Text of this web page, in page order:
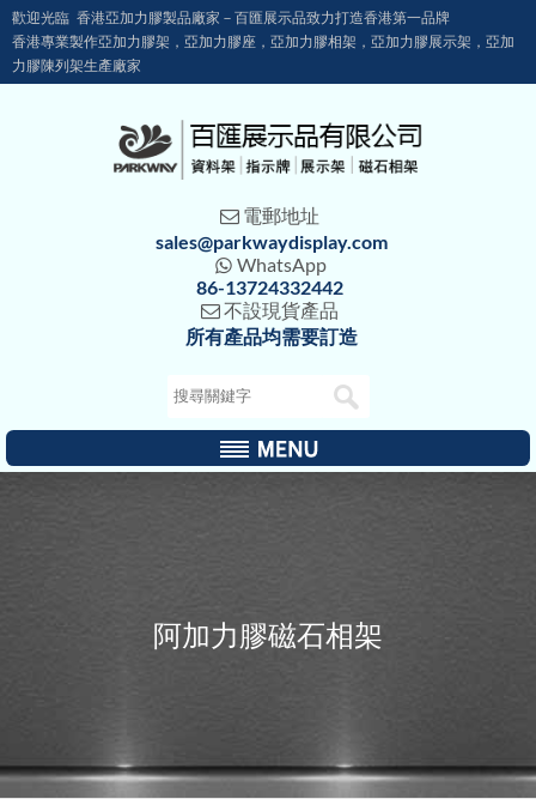
歡迎光臨 香港亞加力膠製品廠家－百匯展示品致力打造香港第一品牌
香港專業製作亞加力膠架，亞加力膠座，亞加力膠相架，亞加力膠展示架，亞加
力膠陳列架生產廠家
 電郵地址
sales@parkwaydisplay.com
 WhatsApp
86-13724332442
不設現貨產品
所有產品均需要訂造
阿加力膠磁石相架